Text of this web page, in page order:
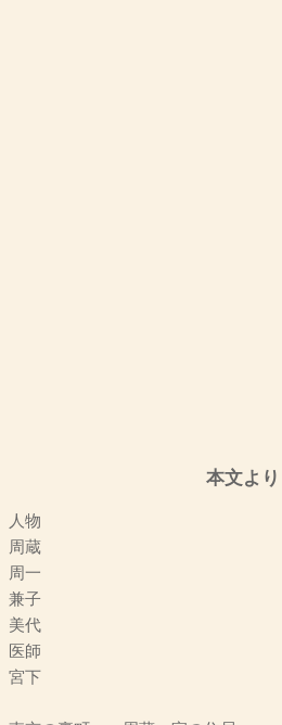
本文より
人物
周蔵
周一
兼子
美代
医師
宮下